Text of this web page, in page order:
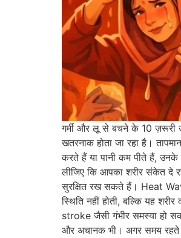
गर्मी और लू से बचने के 10 ज़रूरी
खतरनाक होता जा रहा है।
करते हैं या पानी कम पीते हैं,
लीजिए कि आपका शरीर संकेत दे
सुरक्षित रख सकते हैं। Heat
स्थिति नहीं होती, बल्कि यह
stroke जैसी गंभीर समस्या हो
और अचानक भी। अगर समय रहते